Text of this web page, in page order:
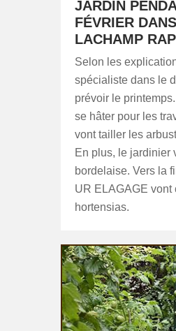
JARDIN
FÉVRIER
LACHAMP
Selon les
spécialiste dans le
prévoir le
se hâter pour les
vont tailler les
En plus, le jardinier
bordelaise. Vers la
UR ELAGAGE
hortensias.